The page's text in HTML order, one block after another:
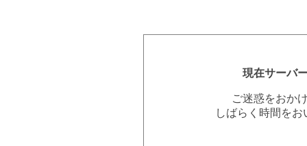
現在サーバ
ご迷惑をおか
しばらく時間を